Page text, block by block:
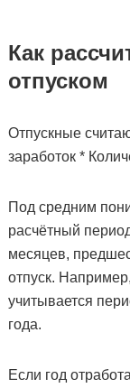
Как
отпуском
Отпускные
заработок *
Под средним
расчётный
месяцев,
отпуск.
учитывается
года.
Если год